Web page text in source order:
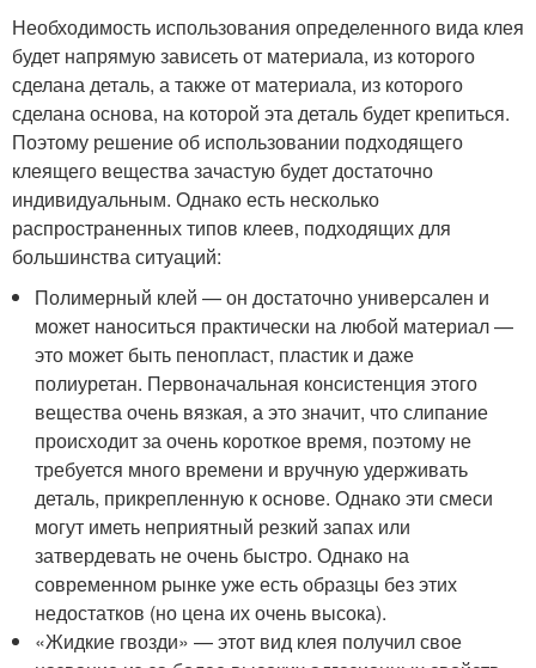
Необходимость использования определенного вида клея
будет напрямую зависеть от материала, из которого
сделана деталь, а также от материала, из которого
сделана основа, на которой эта деталь будет крепиться.
Поэтому решение об использовании подходящего
клеящего вещества зачастую будет достаточно
индивидуальным. Однако есть несколько
распространенных типов клеев, подходящих для
большинства ситуаций:
Полимерный клей — он достаточно универсален и
может наноситься практически на любой материал —
это может быть пенопласт, пластик и даже
полиуретан. Первоначальная консистенция этого
вещества очень вязкая, а это значит, что слипание
происходит за очень короткое время, поэтому не
требуется много времени и вручную удерживать
деталь, прикрепленную к основе. Однако эти смеси
могут иметь неприятный резкий запах или
затвердевать не очень быстро. Однако на
современном рынке уже есть образцы без этих
недостатков (но цена их очень высока).
«Жидкие гвозди» — этот вид клея получил свое